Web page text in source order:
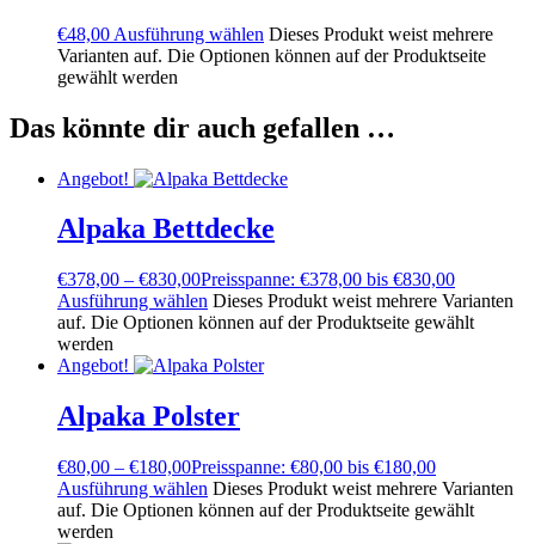
€48,00 Ausführung wählen Dieses Produkt weist mehrere
Varianten auf. Die Optionen können auf der Produktseite
gewählt werden
Das könnte dir auch gefallen …
Angebot!
Alpaka Bettdecke
€378,00 – €830,00Preisspanne: €378,00 bis €830,00
Ausführung wählen Dieses Produkt weist mehrere Varianten
auf. Die Optionen können auf der Produktseite gewählt
werden
Angebot!
Alpaka Polster
€80,00 – €180,00Preisspanne: €80,00 bis €180,00
Ausführung wählen Dieses Produkt weist mehrere Varianten
auf. Die Optionen können auf der Produktseite gewählt
werden